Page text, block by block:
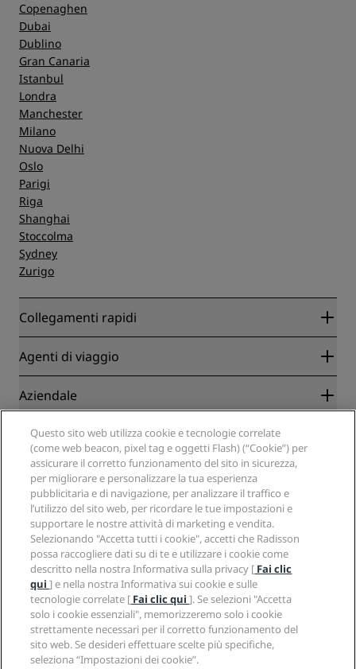
Copenaghen
Dubai
Dublino
Gran Canaria
Istanbul
Londra
Manchester
Milano
Nuova Delhi
Oslo
Parigi
Riga
Shanghai
Stoccolma
Sydney
Zurigo
Collegamenti rapidi
Radisson Rewards
Blog
Destinazioni
APP Radisson Hotels
Hotel Approvati per sport
Hotel per famiglie
Salute e sicurezza
Agenti di viaggio
Partner
Agenti di viaggio
Aziendale
Radisson Hotel Group
Media
Opportunità di lavoro in RHG
Opportunità di lavoro in PPHE
Opportunità di lavoro in EHL
The Club by RHG
Opportunità di sviluppo
Responsible Business
Approvvigionamento
Note legali
Centro sulla privacy
Note legali
Termini e condizioni di Radisson Rewards
Termini e condizioni di utilizzo del sito
Accessibilità digitale
Dichiarazione sulla schiavitù moderna
Aiuto
Avvisi per i consumatori
Contatti
Domande frequenti
Mappa del sito
Social media
Marchi Radisson Hotels
Questo sito web utilizza cookie e tecnologie correlate
(come web beacon, pixel tag e oggetti Flash) (“Cookie”) per
assicurare il corretto funzionamento del sito in sicurezza,
per migliorare e personalizzare la tua esperienza
pubblicitaria e di navigazione, per analizzare il traffico e
l’utilizzo del sito web, per ricordare le tue impostazioni e
supportare le nostre attività di marketing e vendita.
Selezionando "Accetta tutti i cookie", accetti che Radisson
possa raccogliere dati su di te e utilizzare i cookie come
descritto nella nostra Informativa sulla privacy [ Fai clic
qui] e nella nostra Informativa sui cookie e sulle
tecnologie correlate [ Fai clic qui]. Se selezioni "Accetta
solo i cookie essenziali", memorizzeremo solo i cookie
strettamente necessari per il corretto funzionamento del
sito web. Se desideri effettuare scelte più specifiche,
seleziona “Impostazioni dei cookie”.